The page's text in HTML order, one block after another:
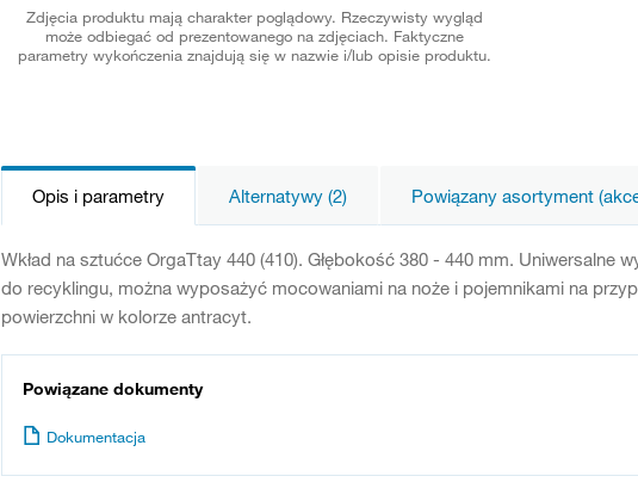
Zdjęcia produktu mają charakter poglądowy. Rzeczywisty wygląd
może odbiegać od prezentowanego na zdjęciach. Faktyczne
parametry wykończenia znajdują się w nazwie i/lub opisie produktu.
Opis i parametry Alternatywy (2) Powiązany asortyment
Wkład na sztućce OrgaTtay 440 (410). Głębokość 380 - 440 mm. Uniwersalne
do recyklingu, można wyposażyć mocowaniami na noże i pojemnikami na
powierzchni w kolorze antracyt.
Powiązane dokumenty
Dokumentacja